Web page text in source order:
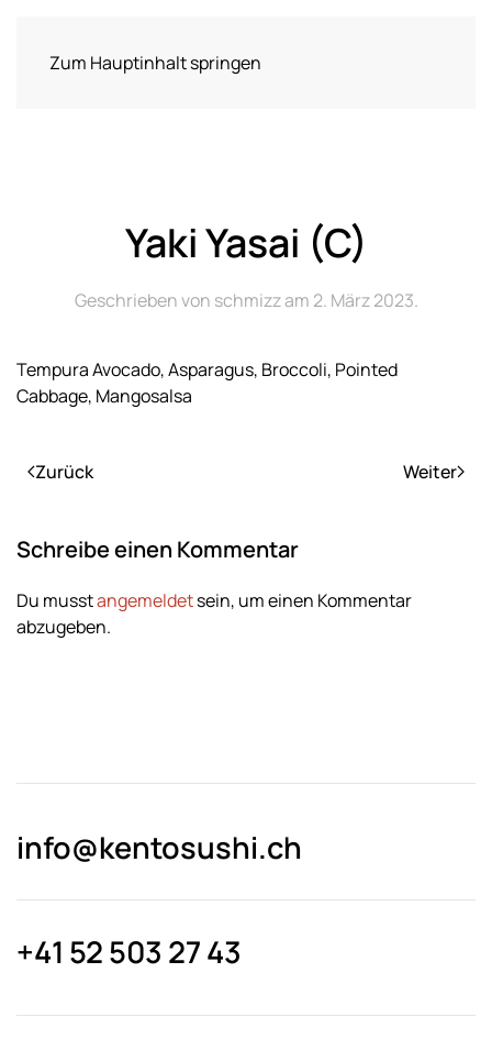
Zum Hauptinhalt springen
Yaki Yasai (C)
Geschrieben von schmizzam 2. März 2023.
Tempura Avocado, Asparagus, Broccoli, Pointed
Cabbage, Mangosalsa
Zurück Weiter
Schreibe einen Kommentar
Du musstangemeldetsein, um einen Kommentar
abzugeben.
info@kentosushi.ch
+41 52 503 27 43